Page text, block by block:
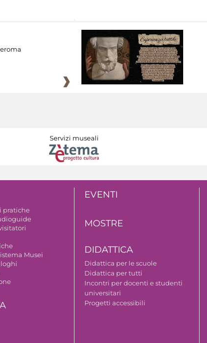
Servizi museali
pratiche
Musei
EVENTI
MOSTRE
DIDATTICA
Didattica per le scuole
Didattica per tutti
Incontri per docenti e studenti
universitari
Progetti accessibili